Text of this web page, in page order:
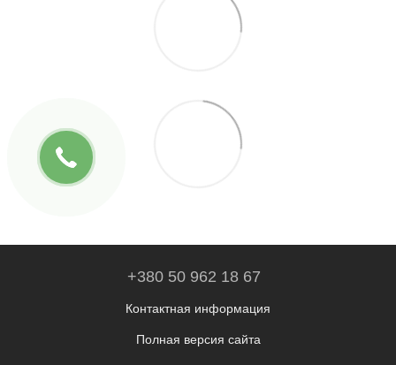
+380 50 962 18 67
Контактная информация
Полная версия сайта